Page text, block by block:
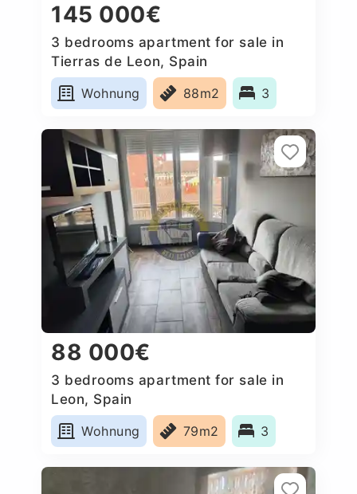
145 000€
3 bedrooms apartment for sale in
Tierras de Leon, Spain
Wohnung
88m2 3
88 000€
3 bedrooms apartment for sale in
Leon, Spain
Wohnung
79m2 3